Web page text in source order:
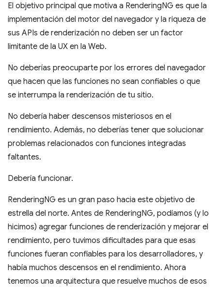
El objetivo principal que motiva a RenderingNG es que la
implementación del motor del navegador y la riqueza de
sus APIs de renderización no deben ser un factor
limitante de la UX en la Web.
No deberías preocuparte por los errores del navegador
que hacen que las funciones no sean confiables o que
se interrumpa la renderización de tu sitio.
No debería haber descensos misteriosos en el
rendimiento. Además, no deberías tener que solucionar
problemas relacionados con funciones integradas
faltantes.
Debería funcionar.
RenderingNG es un gran paso hacia este objetivo de
estrella del norte. Antes de RenderingNG, podíamos (y lo
hicimos) agregar funciones de renderización y mejorar el
rendimiento, pero tuvimos dificultades para que esas
funciones fueran confiables para los desarrolladores, y
había muchos descensos en el rendimiento. Ahora
tenemos una arquitectura que resuelve muchos de esos